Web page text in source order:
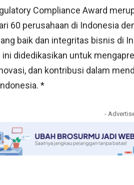
Compliance Award
60 perusahaan di Indonesia
baik dan integritas bisnis di
didedikasikan untuk
dan kontribusi dalam
*
-